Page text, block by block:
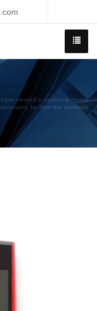
created a awesome theme
far from the countries